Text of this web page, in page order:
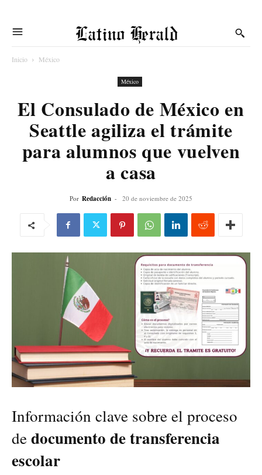
Latino Herald
Inicio México
México
El Consulado de México en
Seattle agiliza el trámite
para alumnos que vuelven
a casa
Por Redacción - 20 de noviembre de 2025
Información clave sobre el proceso
dedocumento de transferencia
escolar